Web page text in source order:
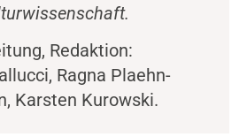
Redaktion:
Ragna Plaehn-
Karsten Kurowski.